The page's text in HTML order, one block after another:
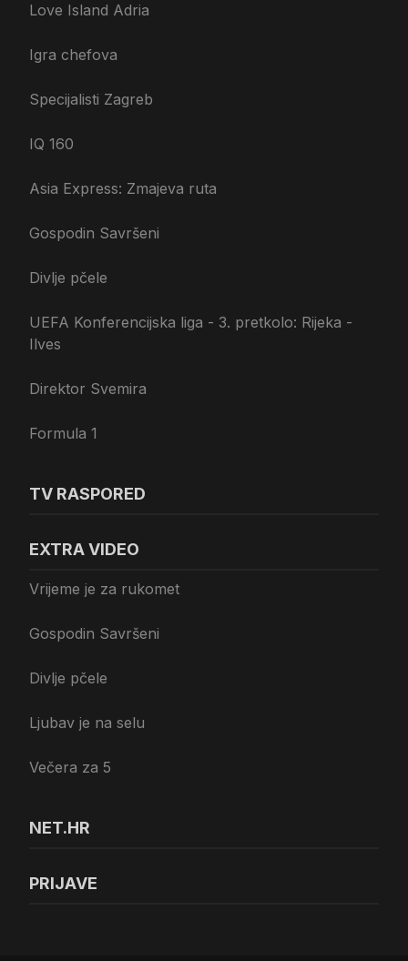
Love Island Adria
Igra chefova
Specijalisti Zagreb
IQ 160
Asia Express: Zmajeva ruta
Gospodin Savršeni
Divlje pčele
UEFA Konferencijska liga - 3. pretkolo: Rijeka -
Ilves
Direktor Svemira
Formula 1
TV RASPORED
EXTRA VIDEO
Vrijeme je za rukomet
Gospodin Savršeni
Divlje pčele
Ljubav je na selu
Večera za 5
NET.HR
PRIJAVE